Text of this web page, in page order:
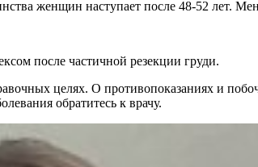
женщин наступает после 48-52 лет.
после частичной резекции груди.
целях. О противопоказаниях и
обратитесь к врачу.